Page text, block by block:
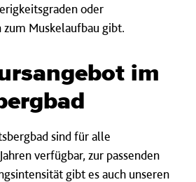
oder
Muskelaufbau gibt.
im
sind für alle
verfügbar, zur passenden
gibt es auch unseren